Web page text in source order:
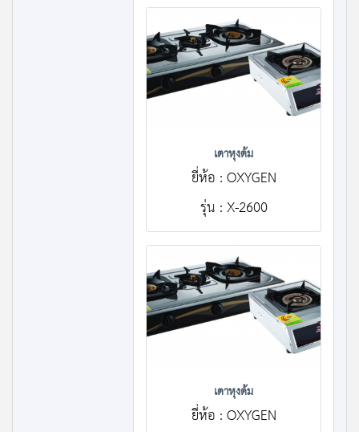
เตาหุงต้ม
ยี่ห้อ : OXYGEN
รุ่น : X-2600
เตาหุงต้ม
ยี่ห้อ : OXYGEN